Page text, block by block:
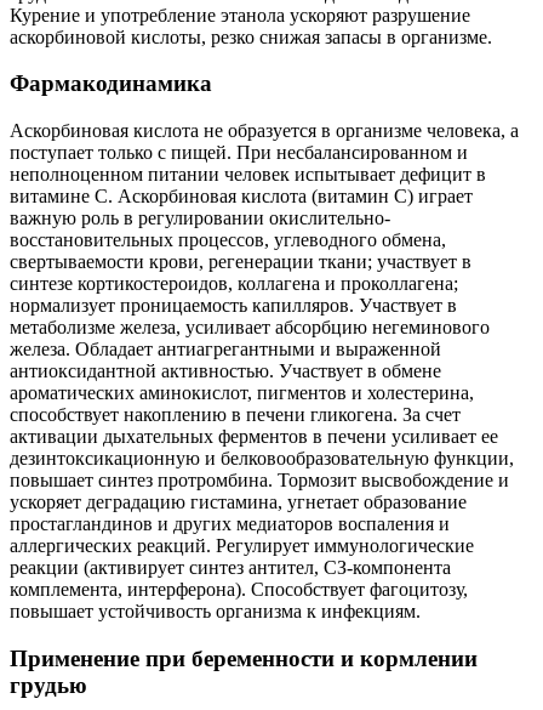
Курение и употребление этанола ускоряют разрушение
аскорбиновой кислоты, резко снижая запасы в организме.
Фармакодинамика
Аскорбиновая кислота не образуется в организме человека, а
поступает только с пищей. При несбалансированном и
неполноценном питании человек испытывает дефицит в
витамине С. Аскорбиновая кислота (витамин С) играет
важную роль в регулировании окислительно-
восстановительных процессов, углеводного обмена,
свертываемости крови, регенерации ткани; участвует в
синтезе кортикостероидов, коллагена и проколлагена;
нормализует проницаемость капилляров. Участвует в
метаболизме железа, усиливает абсорбцию негеминового
железа. Обладает антиагрегантными и выраженной
антиоксидантной активностью. Участвует в обмене
ароматических аминокислот, пигментов и холестерина,
способствует накоплению в печени гликогена. За счет
активации дыхательных ферментов в печени усиливает ее
дезинтоксикационную и белковообразовательную функции,
повышает синтез протромбина. Тормозит высвобождение и
ускоряет деградацию гистамина, угнетает образование
простагландинов и других медиаторов воспаления и
аллергических реакций. Регулирует иммунологические
реакции (активирует синтез антител, СЗ-компонента
комплемента, интерферона). Способствует фагоцитозу,
повышает устойчивость организма к инфекциям.
Применение при беременности и кормлении
грудью